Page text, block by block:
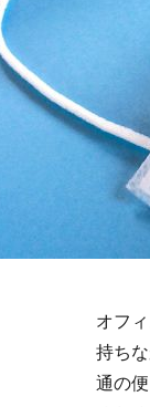
オフ
持ち
通の